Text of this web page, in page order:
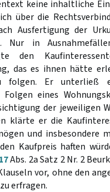
keine inhaltliche
über die
Ausfertigung der
Nur in
den
das es ihnen hätte
folgen. Er unterließ
eines
der jeweiligen
klärte er die
und insbesondere
Kaufpreis haften
17Abs. 2a Satz 2 Nr. 2
vor, ohne den
erfragen.